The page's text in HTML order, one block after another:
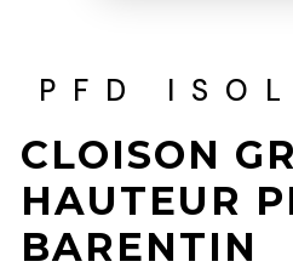
PFD
CLOISON
HAUTEUR
BARENTIN